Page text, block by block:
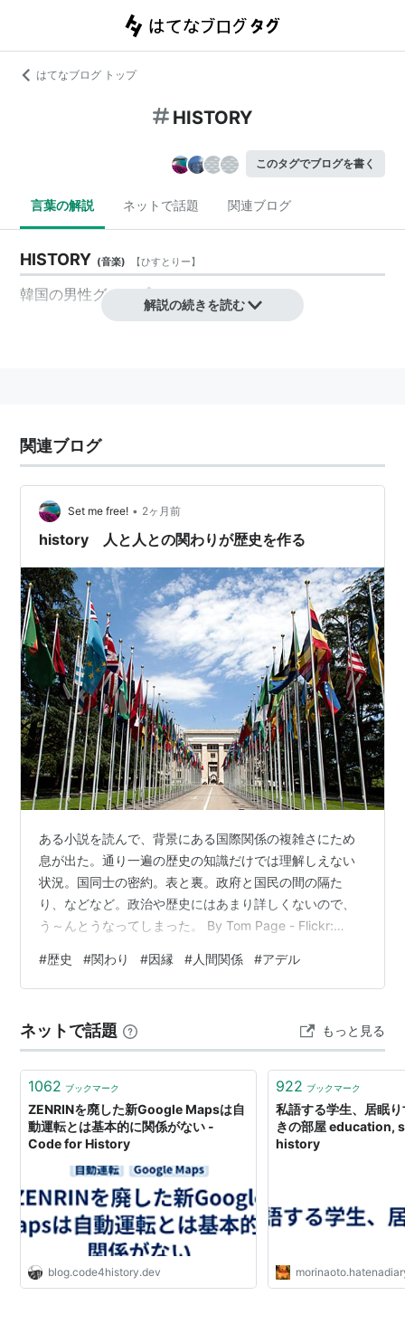
はてなブログ トップ
HISTORY
このタグでブログを書く
言葉の解説 ネットで話題 関連ブログ
HISTORY (音楽) 【ひすとりー】
韓国の男性グループ。
解説の続きを読む
関連ブログ
Set me free! • 2ヶ月前
history 人と人との関わりが歴史を作る
ある小説を読んで、背景にある国際関係の複雑さにため
息が出た。通り一遍の歴史の知識だけでは理解しえない
状況。国同士の密約。表と裏。政府と国民の間の隔た
り、などなど。政治や歴史にはあまり詳しくないので、
う～んとうなってしまった。 By Tom Page - Flickr:
https://commons.wikimedia.org/w/index.php?
curid=25912446 そして思い出した、アメリカに住んで
を。 端的に言えば、歴史というものは関わった者の語り
であり…
#歴史 #関わり #因縁 #人間関係 #アデル
ネットで話題 もっと見る
1062 ブックマーク
ZENRINを廃した新Google Mapsは自
動運転とは基本的に関係がない -
Code for History
blog.code4history.dev
922 ブックマーク
私語する学生、居眠
きの部屋 education,
history